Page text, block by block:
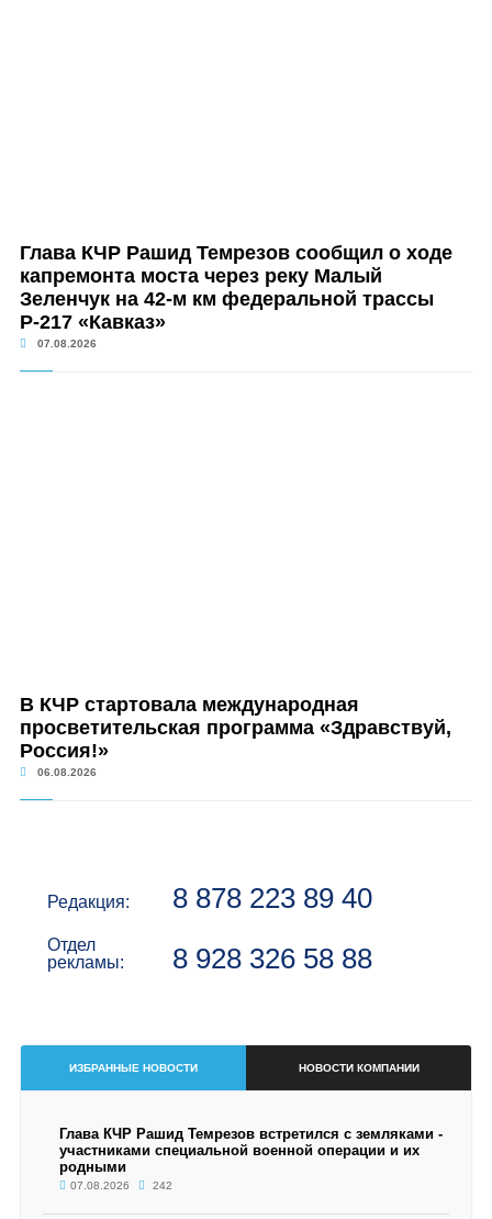
Глава КЧР Рашид Темрезов сообщил о ходе
капремонта моста через реку Малый
Зеленчук на 42-м км федеральной трассы
Р-217 «Кавказ»
07.08.2026
В КЧР стартовала международная
просветительская программа «Здравствуй,
Россия!»
06.08.2026
Редакция: 8 878 223 89 40
Отдел
рекламы:
8 928 326 58 88
ИЗБРАННЫЕ НОВОСТИ НОВОСТИ КОМПАНИИ
Глава КЧР Рашид Темрезов встретился с земляками -
участниками специальной военной операции и их
родными
07.08.2026 242